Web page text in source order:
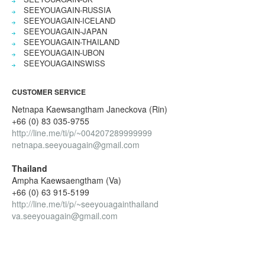
SEEYOUAGAIN-RUSSIA
SEEYOUAGAIN-ICELAND
SEEYOUAGAIN-JAPAN
SEEYOUAGAIN-THAILAND
SEEYOUAGAIN-UBON
SEEYOUAGAINSWISS
CUSTOMER SERVICE
Netnapa Kaewsangtham Janeckova (Rin)
+66 (0) 83 035-9755
http://line.me/ti/p/~004207289999999
netnapa.seeyouagain@gmail.com
Thailand
Ampha Kaewsaengtham (Va)
+66 (0) 63 915-5199
http://line.me/ti/p/~seeyouagainthailand
va.seeyouagain@gmail.com